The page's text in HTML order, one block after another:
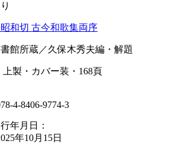
和切 古今和歌集両序
館所蔵／久保木秀夫編・解題
上製・カバー装・168頁
4-8406-9774-3
年月日：
年10月15日